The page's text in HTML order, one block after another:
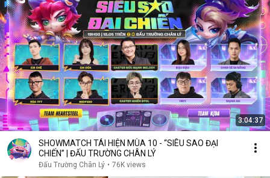
3:04:37
SHOWMATCH TÁI HIỆN MÙA 10 - “SIÊU SAO ĐẠI
CHIẾN” | ĐẤU TRƯỜNG CHÂN LÝ
Đấu Trường Chân Lý • 76K views